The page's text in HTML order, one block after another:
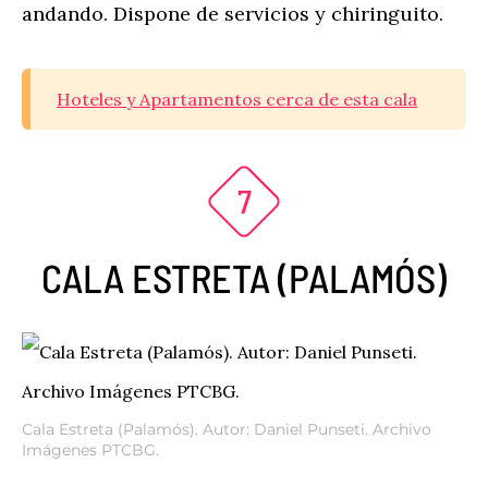
andando. Dispone de servicios y chiringuito.
Hoteles y Apartamentos cerca de esta cala
CALA ESTRETA (PALAMÓS)
Cala Estreta (Palamós). Autor: Daniel Punseti. Archivo
Imágenes PTCBG.